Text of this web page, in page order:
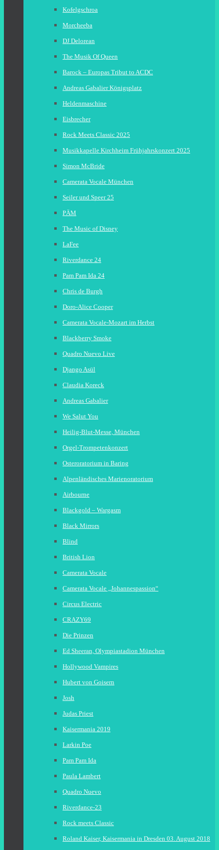
Kofelgschroa
Morcheeba
DJ Delorean
The Musik Of Queen
Barock – Europas Tribut to ACDC
Andreas Gabalier Königsplatz
Heldenmaschine
Eisbrecher
Rock Meets Classic 2025
Musikkapelle Kirchheim Frühjahrskonzert 2025
Simon McBride
Camerata Vocale München
Seiler und Speer 25
PÄM
The Music of Disney
LaFee
Riverdance 24
Pam Pam Ida 24
Chris de Burgh
Doro-Alice Cooper
Camerata Vocale-Mozart im Herbst
Blackberry Smoke
Quadro Nuevo Live
Django Asül
Claudia Koreck
Andreas Gabalier
We Salut You
Heilig-Blut-Messe, München
Orgel-Trompetenkonzert
Osteroratorium in Baring
Alpenländisches Marienoratorium
Airbourne
Blackgold – Wargasm
Black Mirrors
Blind
British Lion
Camerata Vocale
Camerata Vocale „Johannespassion“
Circus Electric
CRAZY69
Die Prinzen
Ed Sheeran, Olympiastadion München
Hollywood Vampires
Hubert von Goisern
Josh
Judas Priest
Kaisermania 2019
Larkin Poe
Pam Pam Ida
Paula Lambert
Quadro Nuevo
Riverdance-23
Rock meets Classic
Roland Kaiser, Kaisermania in Dresden 03. August 2018